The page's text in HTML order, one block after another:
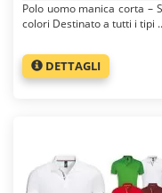
Polo uomo manica corta –
colori Destinato a tutti i tipi
DETTAGLI